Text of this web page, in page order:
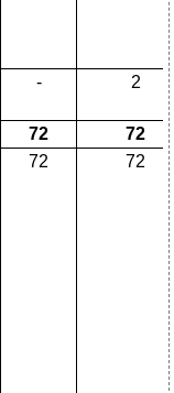
- 2
72
72
72 72